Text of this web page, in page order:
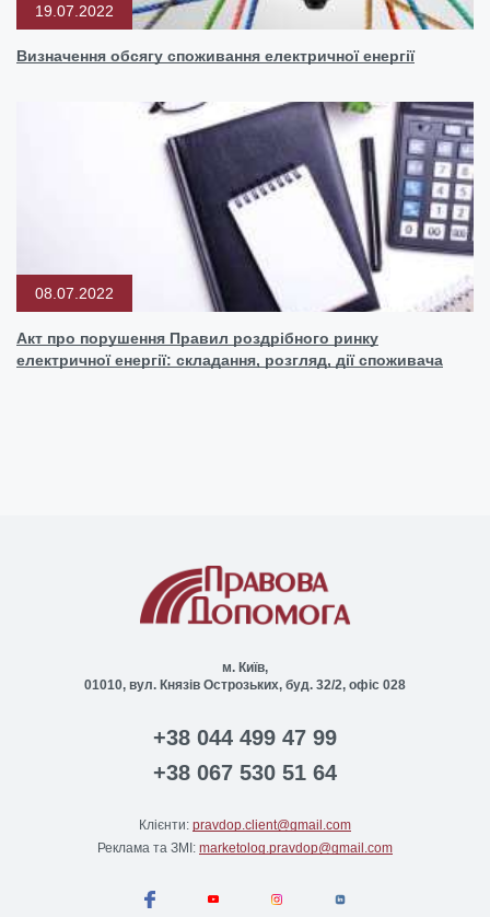
19.07.2022
Визначення обсягу споживання електричної енергії
08.07.2022
Акт про порушення Правил роздрібного ринку
електричної енергії: складання, розгляд, дії споживача
м. Київ,
01010, вул. Князів Острозьких, буд. 32/2, офіс 028
+38 044 499 47 99
+38 067 530 51 64
Клієнти: pravdop.client@gmail.com
Реклама та ЗМІ: marketolog.pravdop@gmail.com